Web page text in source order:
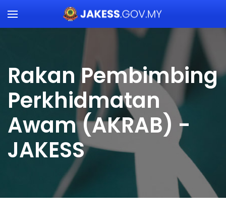
Skip to main content
Rakan Pembimbing
Perkhidmatan
Awam (AKRAB) -
JAKESS